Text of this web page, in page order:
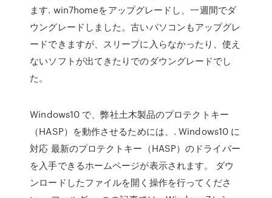
ます. win7homeをアップグレードし、一週間でダ
ウングレードしました。古いパソコンもアップグレ
ードできますが、スリープに入らなかったり、使え
ないソフトが出てきたりでのダウングレードでし
た。
Windows10 で、弊社土木製品のプロテクトキー
（HASP）を動作させるためには、. Windows10 に
対応 最新のプロテクトキー（HASP）のドライバー
を入手できるホームページが表示されます。 ダウ
ンロードしたファイルを開く操作を行ってくださ